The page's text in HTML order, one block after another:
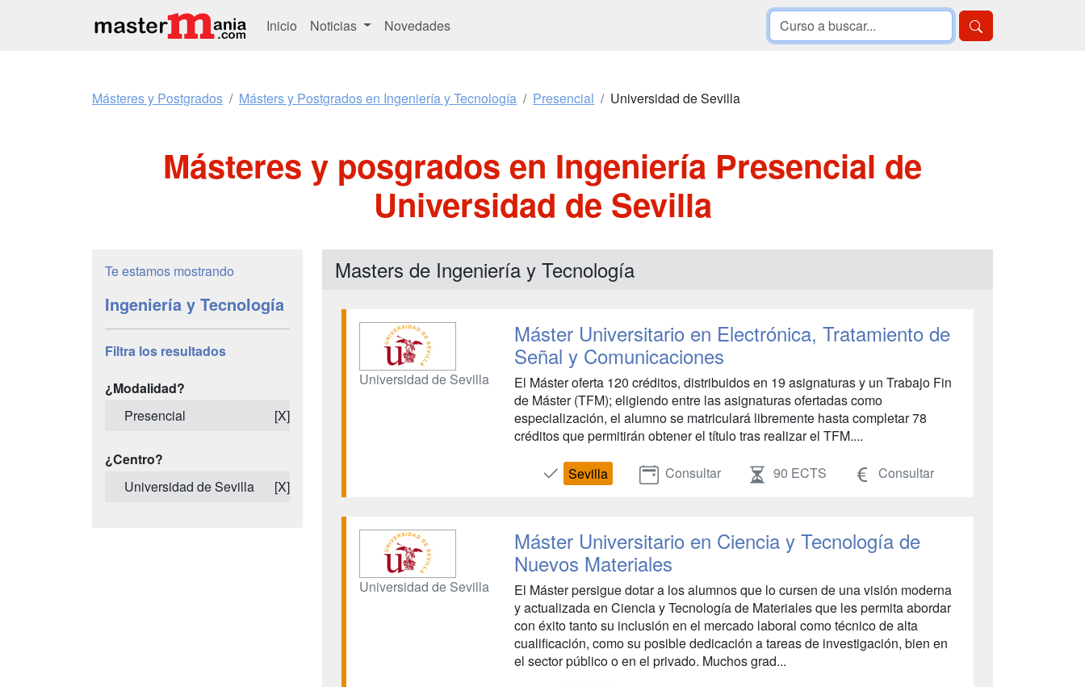
Inicio Noticias Novedades
Másteres y Postgrados Másters y Postgrados en Ingeniería y Tecnología Presencial Universidad de Sevilla
Másteres y posgrados en Ingeniería Presencial de
Universidad de Sevilla
Te estamos mostrando
Ingeniería y Tecnología
Filtra los resultados
¿Modalidad?
Presencial
[X]
¿Centro?
Universidad de Sevilla
[X]
Masters de Ingeniería y Tecnología
Universidad de Sevilla
Máster Universitario en Electrónica, Tratamiento de
Señal y Comunicaciones
El Máster oferta 120 créditos, distribuidos en 19 asignaturas y un Trabajo Fin
de Máster (TFM); eligiendo entre las asignaturas ofertadas como
especialización, el alumno se matriculará libremente hasta completar 78
créditos que permitirán obtener el título tras realizar el TFM....
Sevilla Consultar 90 ECTS Consultar
Universidad de Sevilla
Máster Universitario en Ciencia y Tecnología de
Nuevos Materiales
El Máster persigue dotar a los alumnos que lo cursen de una visión moderna
y actualizada en Ciencia y Tecnología de Materiales que les permita abordar
con éxito tanto su inclusión en el mercado laboral como técnico de alta
cualificación, como su posible dedicación a tareas de investigación, bien en
el sector público o en el privado. Muchos grad...